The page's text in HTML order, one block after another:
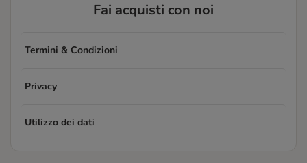
Fai acquisti con noi
Termini & Condizioni
Privacy
Utilizzo dei dati